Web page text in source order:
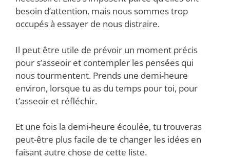
besoin d’attention, mais nous sommes trop
occupés à essayer de nous distraire.
Il peut être utile de prévoir un moment précis
pour s’asseoir et contempler les pensées qui
nous tourmentent. Prends une demi-heure
environ, lorsque tu as du temps pour toi, pour
t’asseoir et réfléchir.
Et une fois la demi-heure écoulée, tu trouveras
peut-être plus facile de te changer les idées en
faisant autre chose de cette liste.